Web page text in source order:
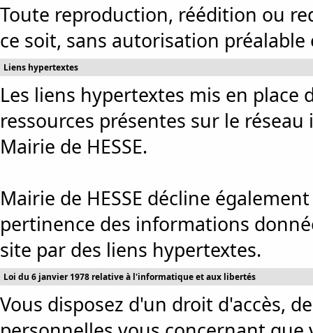
Toute reproduction, réédition ou
ce soit, sans autorisation
Liens hypertextes
Les liens hypertextes mis en
ressources présentes sur le
Mairie de HESSE.
Mairie de HESSE décline
pertinence des informations
site par des liens hypertextes.
Loi du 6 janvier 1978 relative à l'informatique et aux libertés
Vous disposez d'un droit d'accès,